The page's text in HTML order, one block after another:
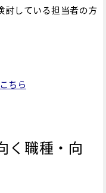
討している担当者の方
こちら
く職種・向